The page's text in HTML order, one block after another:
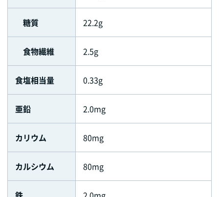
糖質 22.2g
食物繊維 2.5g
食塩相当量 0.33g
亜鉛 2.0mg
カリウム 80mg
カルシウム 80mg